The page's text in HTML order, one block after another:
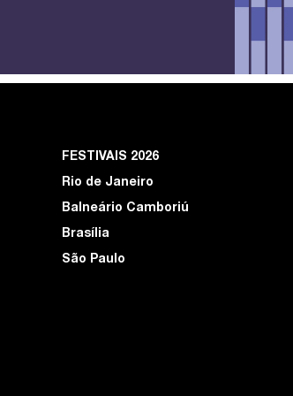
FESTIVAIS 2026
Rio de Janeiro
Balneário Camboriú
Brasília
São Paulo